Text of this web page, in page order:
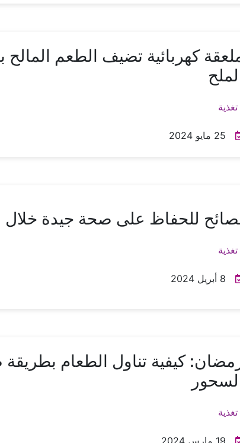
كهربائية تضيف الطعم المالح
تغذية
25 مايو 2024
للحفاظ على صحة جيدة خلال
تغذية
8 أبريل 2024
كيفية تناول الطعام
تغذية